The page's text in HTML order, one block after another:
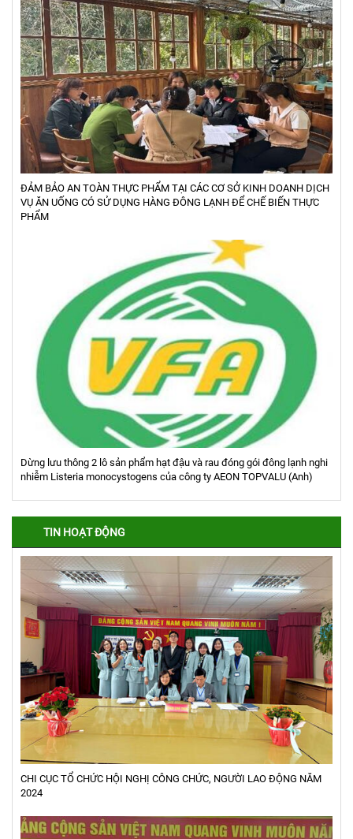
ĐẢM BẢO AN TOÀN THỰC PHẨM TẠI CÁC CƠ SỞ KINH DOANH DỊCH
VỤ ĂN UỐNG CÓ SỬ DỤNG HÀNG ĐÔNG LẠNH ĐỂ CHẾ BIẾN THỰC
PHẨM
Dừng lưu thông 2 lô sản phẩm hạt đậu và rau đóng gói đông lạnh nghi
nhiễm Listeria monocystogens của công ty AEON TOPVALU (Anh)
TIN HOẠT ĐỘNG
CHI CỤC TỔ CHỨC HỘI NGHỊ CÔNG CHỨC, NGƯỜI LAO ĐỘNG NĂM
2024